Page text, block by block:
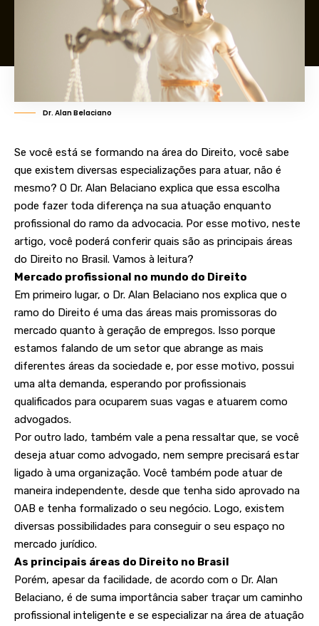
Dr. Alan Belaciano
Se você está se formando na área do Direito, você sabe
que existem diversas especializações para atuar, não é
mesmo? O Dr. Alan Belaciano explica que essa escolha
pode fazer toda diferença na sua atuação enquanto
profissional do ramo da advocacia. Por esse motivo, neste
artigo, você poderá conferir quais são as principais áreas
do Direito no Brasil. Vamos à leitura?
Mercado profissional no mundo do Direito
Em primeiro lugar, o Dr. Alan Belaciano nos explica que o
ramo do Direito é uma das áreas mais promissoras do
mercado quanto à geração de empregos. Isso porque
estamos falando de um setor que abrange as mais
diferentes áreas da sociedade e, por esse motivo, possui
uma alta demanda, esperando por profissionais
qualificados para ocuparem suas vagas e atuarem como
advogados.
Por outro lado, também vale a pena ressaltar que, se você
deseja atuar como advogado, nem sempre precisará estar
ligado à uma organização. Você também pode atuar de
maneira independente, desde que tenha sido aprovado na
OAB e tenha formalizado o seu negócio. Logo, existem
diversas possibilidades para conseguir o seu espaço no
mercado jurídico.
As principais áreas do Direito no Brasil
Porém, apesar da facilidade, de acordo com o Dr. Alan
Belaciano, é de suma importância saber traçar um caminho
profissional inteligente e se especializar na área de atuação